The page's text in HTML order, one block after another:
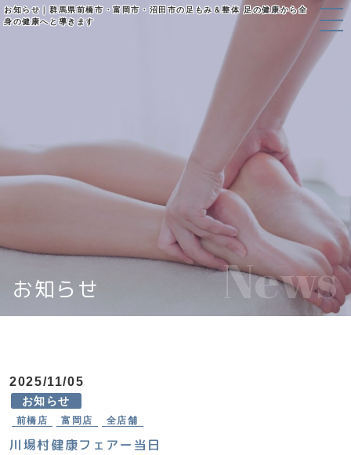
お知らせ｜群馬県前橋市・富岡市・沼田市の足もみ＆整体 足の健康から全
身の健康へと導きます
お知らせ News
2025/11/05
お知らせ
前橋店 富岡店 全店舗
川場村健康フェアー当日